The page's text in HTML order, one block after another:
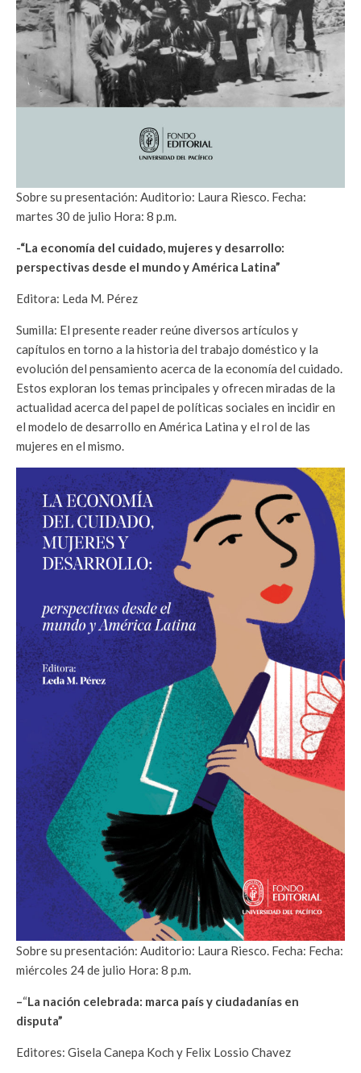
Sobre su presentación: Auditorio: Laura Riesco. Fecha:
martes 30 de julio Hora: 8 p.m.
-“La economía del cuidado, mujeres y desarrollo:
perspectivas desde el mundo y América Latina”
Editora: Leda M. Pérez
Sumilla: El presente reader reúne diversos artículos y
capítulos en torno a la historia del trabajo doméstico y la
evolución del pensamiento acerca de la economía del cuidado.
Estos exploran los temas principales y ofrecen miradas de la
actualidad acerca del papel de políticas sociales en incidir en
el modelo de desarrollo en América Latina y el rol de las
mujeres en el mismo.
Sobre su presentación: Auditorio: Laura Riesco. Fecha: Fecha:
miércoles 24 de julio Hora: 8 p.m.
–“La nación celebrada: marca país y ciudadanías en
disputa”
Editores: Gisela Canepa Koch y Felix Lossio Chavez